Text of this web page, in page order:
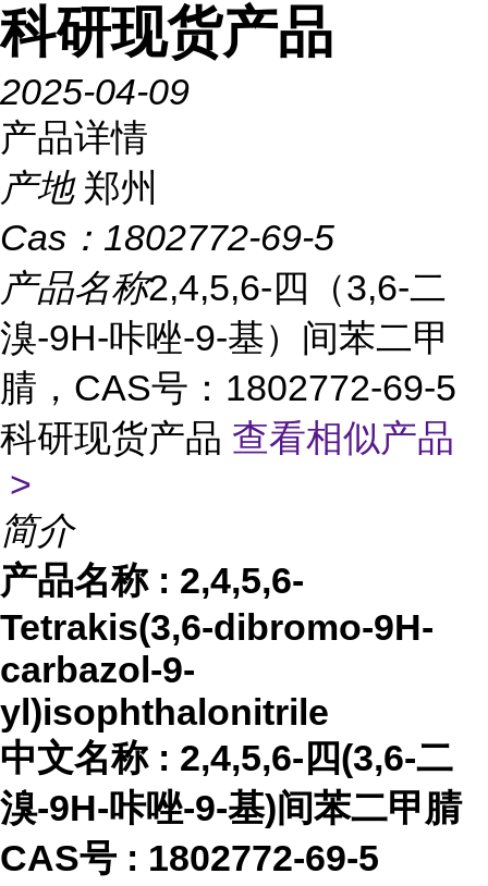
科研现货产品
2025-04-09
产品详情
产地 郑州
Cas： 1802772-69-5
产品名称2,4,5,6-四（3,6-二
溴-9H-咔唑-9-基）间苯二甲
腈，CAS号：1802772-69-5
科研现货产品 查看相似产品
>
简介
产品名称 : 2,4,5,6-
Tetrakis(3,6-dibromo-9H-
carbazol-9-
yl)isophthalonitrile
中文名称 : 2,4,5,6-四(3,6-二
溴-9H-咔唑-9-基)间苯二甲腈
CAS号 : 1802772-69-5